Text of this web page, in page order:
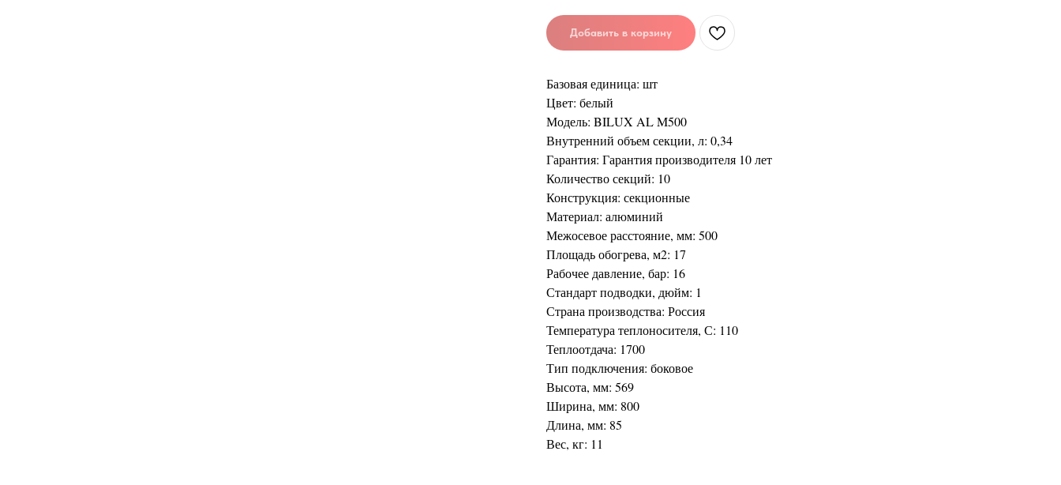
Добавить в корзину
Базовая единица: шт
Цвет: белый
Модель: BILUX AL M500
Внутренний объем секции, л: 0,34
Гарантия: Гарантия производителя 10 лет
Количество секций: 10
Конструкция: секционные
Материал: алюминий
Межосевое расстояние, мм: 500
Площадь обогрева, м2: 17
Рабочее давление, бар: 16
Стандарт подводки, дюйм: 1
Страна производства: Россия
Температура теплоносителя, С: 110
Теплоотдача: 1700
Тип подключения: боковое
Высота, мм: 569
Ширина, мм: 800
Длина, мм: 85
Вес, кг: 11